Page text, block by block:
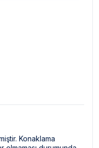
Konaklama